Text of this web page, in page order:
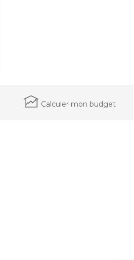
Calculer mon budget